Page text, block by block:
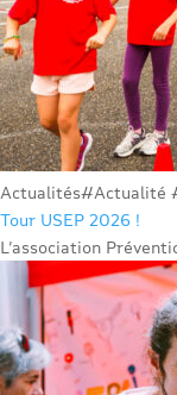
Actualités#Actualité
Tour USEP 2026 !
L’association